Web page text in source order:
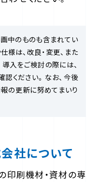
中のものも含まれてい
様は、改良・変更、また
入をご検討の際には、
ください。なお、今後
の更新に努めてまいり
社について
印刷機材・資材の専